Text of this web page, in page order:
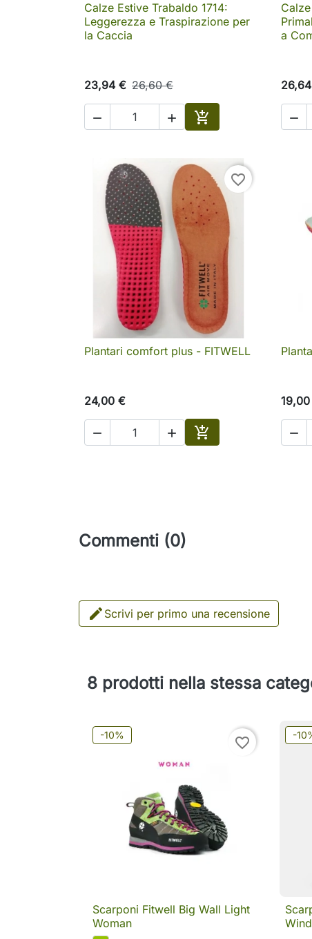
 Anteprima
Calze Estive Trabaldo 1714:
Leggerezza e Traspirazione per
la Caccia
23,94 € 26,60 €
  
Aggiungi al carrello
a

favorite_border
 Anteprima
Plantari comfort plus - FITWELL
24,00 €
  
Aggiungi al carrello

Commenti (0)
 Scrivi per primo una recensione
8 prodotti nella stessa
-10% favorite_border
 Anteprima
Scarponi Fitwell Big Wall Light
Woman
-